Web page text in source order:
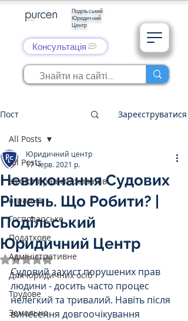
Подільський
Юридичний
Центр
Консультація
Пост Зареєструватися
All Posts
захист прав споживачів
аграрне
Господарське
Податкове
Адміністративне
Для юридичних осіб
Трудове
Земельне
All Posts
Невиконання Судових
Рішень. Що Робити? |
Подільський
Юридичний Центр
Юридичний центр
17 черв. 2021 р.
Оцінка: NaN з 5 зірок.
Судовий захист порушених прав
людини - досить часто процес
нелегкий та тривалий. Навіть після
винесення довгоочікування